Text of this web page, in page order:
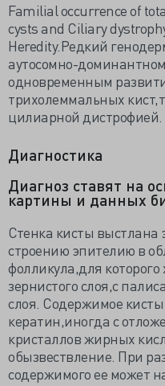
Familial occurrence of
cysts and Ciliary
Heredity.Редкий
аутосомно-
одновременным
трихолеммальных
цилиарной дистрофией.
Диагностика
Диагноз ставят на
картины и данных
Стенка кисты
строению эпителию в
фолликула,для которого
зернистого слоя,с
слоя. Содержимое
кератин,иногда с
кристаллов жирных
обызвествление. При
содержимого ее может